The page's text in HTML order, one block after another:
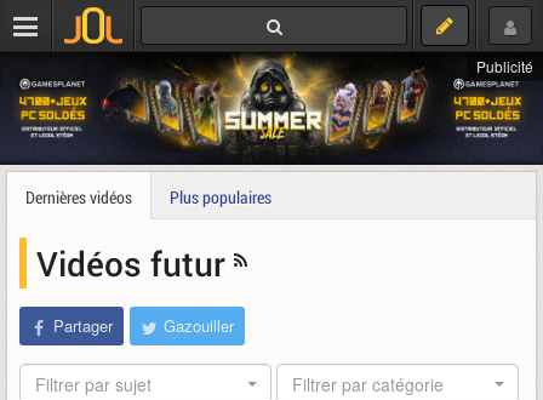
Publicité
Dernières vidéos Plus populaires
Vidéos futur
Partager Gazouiller
Filtrer par sujet Filtrer par catégorie